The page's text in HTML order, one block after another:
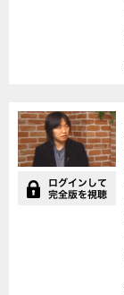
イギリスにできてなぜ日
本にできない・英のイラ
ク戦争検証から何を学ぶ
か